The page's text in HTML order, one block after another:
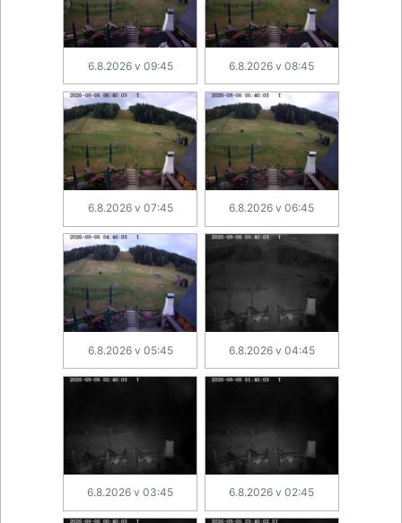
6.8.2026 v 09:45 6.8.2026 v 08:45
6.8.2026 v 07:45 6.8.2026 v 06:45
6.8.2026 v 05:45 6.8.2026 v 04:45
6.8.2026 v 03:45 6.8.2026 v 02:45